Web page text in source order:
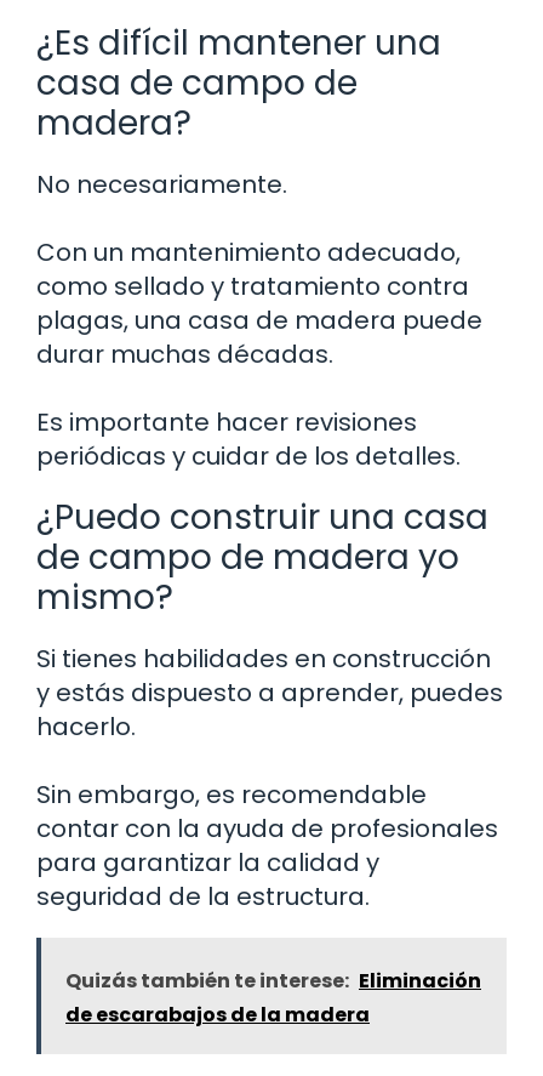
¿Es difícil mantener una
casa de campo de
madera?
No necesariamente.
Con un mantenimiento adecuado,
como sellado y tratamiento contra
plagas, una casa de madera puede
durar muchas décadas.
Es importante hacer revisiones
periódicas y cuidar de los detalles.
¿Puedo construir una casa
de campo de madera yo
mismo?
Si tienes habilidades en construcción
y estás dispuesto a aprender, puedes
hacerlo.
Sin embargo, es recomendable
contar con la ayuda de profesionales
para garantizar la calidad y
seguridad de la estructura.
Quizás también te interese: Eliminación
de escarabajos de la madera